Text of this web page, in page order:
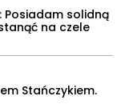
Posiadam solidną
na czele
Stańczykiem.